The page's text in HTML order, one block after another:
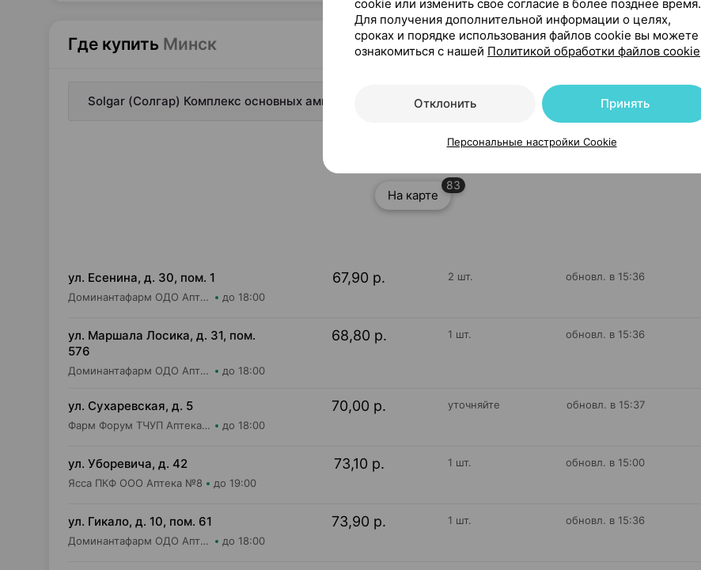
Где купить Минск
Solgar (Солгар) Комплекс основных аминокислот, капсулы ×30, Солгар Витамин энд Херб Сша
На карте
83
ул. Есенина, д. 30, пом. 1
Доминантафарм ОДО Аптека №15 до 18:00
67,90 р. 2 шт. обновл. в 15:36
ул. Маршала Лосика, д. 31, пом.
576
Доминантафарм ОДО Аптека №22 до 18:00
68,80 р. 1 шт. обновл. в 15:36
ул. Сухаревская, д. 5
Фарм Форум ТЧУП Аптека №4 до 18:00
70,00 р. уточняйте обновл. в 15:37
ул. Уборевича, д. 42
Ясса ПКФ ООО Аптека №8 до 19:00
73,10 р. 1 шт. обновл. в 15:00
ул. Гикало, д. 10, пом. 61
Доминантафарм ОДО Аптека №8 до 18:00
73,90 р. 1 шт. обновл. в 15:36
cookie или изменить свое согласие в более позднее время.
Для получения дополнительной информации о целях,
сроках и порядке использования файлов cookie вы можете
ознакомиться с нашей Политикой обработки файлов cookie
Отклонить Принять
Персональные настройки Cookie